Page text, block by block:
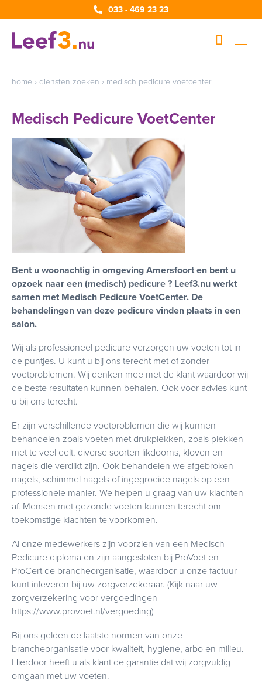
033 - 469 23 23
home › diensten zoeken › medisch pedicure voetcenter
Medisch Pedicure VoetCenter
Bent u woonachtig in omgeving Amersfoort en bent u
opzoek naar een (medisch) pedicure ? Leef3.nu werkt
samen met Medisch Pedicure VoetCenter. De
behandelingen van deze pedicure vinden plaats in een
salon.
Wij als professioneel pedicure verzorgen uw voeten tot in
de puntjes. U kunt u bij ons terecht met of zonder
voetproblemen. Wij denken mee met de klant waardoor wij
de beste resultaten kunnen behalen. Ook voor advies kunt
u bij ons terecht.
Er zijn verschillende voetproblemen die wij kunnen
behandelen zoals voeten met drukplekken, zoals plekken
met te veel eelt, diverse soorten likdoorns, kloven en
nagels die verdikt zijn. Ook behandelen we afgebroken
nagels, schimmel nagels of ingegroeide nagels op een
professionele manier. We helpen u graag van uw klachten
af. Mensen met gezonde voeten kunnen terecht om
toekomstige klachten te voorkomen.
Al onze medewerkers zijn voorzien van een Medisch
Pedicure diploma en zijn aangesloten bij ProVoet en
ProCert de brancheorganisatie, waardoor u onze factuur
kunt inleveren bij uw zorgverzekeraar. (Kijk naar uw
zorgverzekering voor vergoedingen
https://www.provoet.nl/vergoeding)
Bij ons gelden de laatste normen van onze
brancheorganisatie voor kwaliteit, hygiene, arbo en milieu.
Hierdoor heeft u als klant de garantie dat wij zorgvuldig
omgaan met uw voeten.